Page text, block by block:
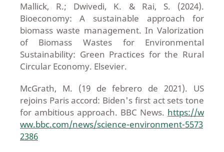
Mallick, R.; Dwivedi, K. & Rai, S. (2024).
Bioeconomy: A sustainable approach for
biomass waste management. In Valorization
of Biomass Wastes for Environmental
Sustainability: Green Practices for the Rural
Circular Economy. Elsevier.
McGrath, M. (19 de febrero de 2021). US
rejoins Paris accord: Biden's first act sets tone
for ambitious approach. BBC News. https://w
ww.bbc.com/news/science-environment-5573
2386